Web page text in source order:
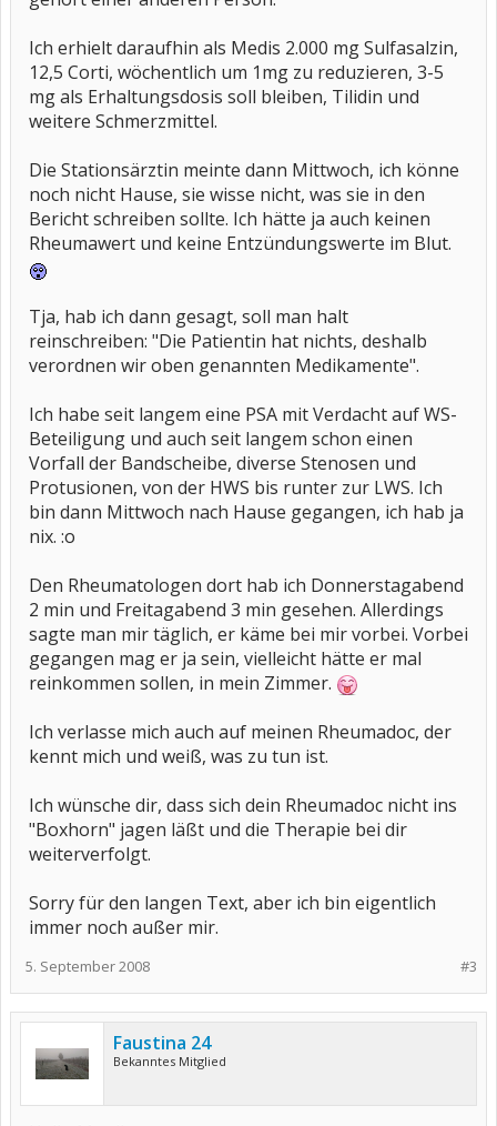
Ich erhielt daraufhin als Medis 2.000 mg Sulfasalzin,
12,5 Corti, wöchentlich um 1mg zu reduzieren, 3-5
mg als Erhaltungsdosis soll bleiben, Tilidin und
weitere Schmerzmittel.
Die Stationsärztin meinte dann Mittwoch, ich könne
noch nicht Hause, sie wisse nicht, was sie in den
Bericht schreiben sollte. Ich hätte ja auch keinen
Rheumawert und keine Entzündungswerte im Blut.
Tja, hab ich dann gesagt, soll man halt
reinschreiben: "Die Patientin hat nichts, deshalb
verordnen wir oben genannten Medikamente".
Ich habe seit langem eine PSA mit Verdacht auf WS-
Beteiligung und auch seit langem schon einen
Vorfall der Bandscheibe, diverse Stenosen und
Protusionen, von der HWS bis runter zur LWS. Ich
bin dann Mittwoch nach Hause gegangen, ich hab ja
nix. :o
Den Rheumatologen dort hab ich Donnerstagabend
2 min und Freitagabend 3 min gesehen. Allerdings
sagte man mir täglich, er käme bei mir vorbei. Vorbei
gegangen mag er ja sein, vielleicht hätte er mal
reinkommen sollen, in mein Zimmer.
Ich verlasse mich auch auf meinen Rheumadoc, der
kennt mich und weiß, was zu tun ist.
Ich wünsche dir, dass sich dein Rheumadoc nicht ins
"Boxhorn" jagen läßt und die Therapie bei dir
weiterverfolgt.
Sorry für den langen Text, aber ich bin eigentlich
immer noch außer mir.
#3
5. September 2008
Faustina 24
Bekanntes Mitglied